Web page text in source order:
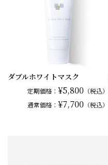
ダブルホワイトマスク
定期価格：¥5,800 （税込）
通常価格：¥7,700 （税込）